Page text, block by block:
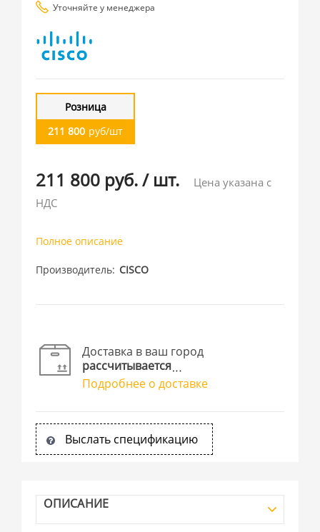
Уточняйте у менеджера
Розница
211 800 руб/шт
211 800 руб./ шт.
Цена указана с
НДС
Полное описание
Производитель CISCO
Доставка в ваш город
рассчитывается
Подробнее о доставке
Выслать спецификацию
ОПИСАНИЕ